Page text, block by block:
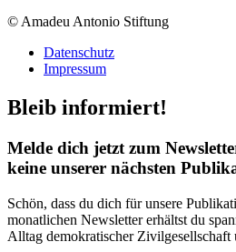
© Amadeu Antonio Stiftung
Datenschutz
Impressum
Bleib informiert!
Melde dich jetzt zum
keine unserer nächsten
Schön, dass du dich für unsere
monatlichen Newslettererhältst du
Alltag demokratischer Zivilgesellschaft